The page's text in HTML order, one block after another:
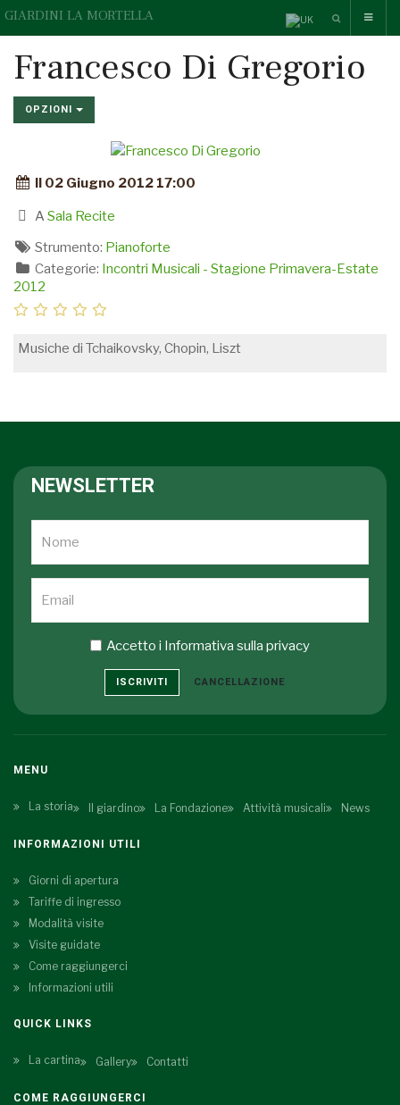
GIARDINI LA MORTELLA
Francesco Di Gregorio
OPZIONI
Il 02 Giugno 2012 17:00
A Sala Recite
Strumento: Pianoforte
Categorie: Incontri Musicali - Stagione Primavera-Estate
2012
Musiche di Tchaikovsky, Chopin, Liszt
NEWSLETTER
Accetto i Informativa sulla privacy
ISCRIVITI CANCELLAZIONE
MENU
La storia Il giardino La Fondazione Attività musicali News
INFORMAZIONI UTILI
Giorni di apertura
Tariffe di ingresso
Modalità visite
Visite guidate
Come raggiungerci
Informazioni utili
QUICK LINKS
La cartina Gallery Contatti
COME RAGGIUNGERCI